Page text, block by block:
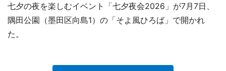
七夕の夜を楽しむイベント「七夕夜会2026」が7月7日、
隅田公園（墨田区向島1）の「そよ風ひろば」で開かれ
た。